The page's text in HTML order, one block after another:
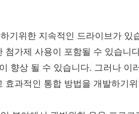
기위한 지속적인 드라이브가
첨가제 사용이 포함될 수 있습니
향상 될 수 있습니다. 그러나 이
효과적인 통합 방법을 개발하기